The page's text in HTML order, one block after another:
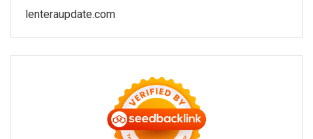
lenteraupdate.com